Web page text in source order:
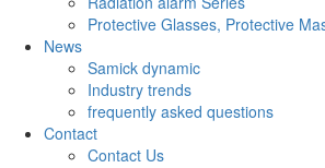
Protective Glasses, Protective
News
Samick dynamic
Industry trends
frequently asked questions
Contact
Contact Us